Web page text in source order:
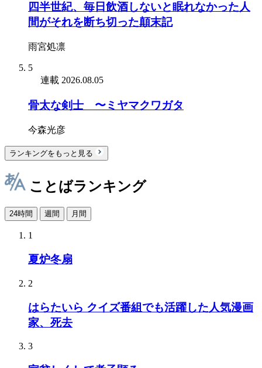
四半世紀、毎日飲酒しないと眠れなかった人
間がそれを断ち切った顛末記
雨宮処凛
5
連載 2026.08.05
骨太な剣士 〜ミヤマクワガタ
今森光彦
ランキングをもっと見る
ことばランキング
24時間 週間 月間
1
夏炉冬扇
2
はらたいら クイズ番組でも活躍した人気漫画
家、死去
3